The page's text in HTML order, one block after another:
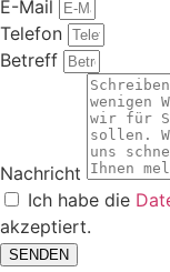
E-Mail
Telefon
Betreff
Nachricht
Ich habe die
akzeptiert.
SENDEN